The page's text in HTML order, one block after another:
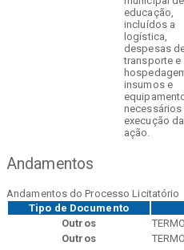
educação,
incluídos a
logística,
despesas
transporte e
insumos e
necessários
execução da
ação.
Andamentos
Andamentos do Processo Licitatório
Tipo de Documento
Outros
Outros